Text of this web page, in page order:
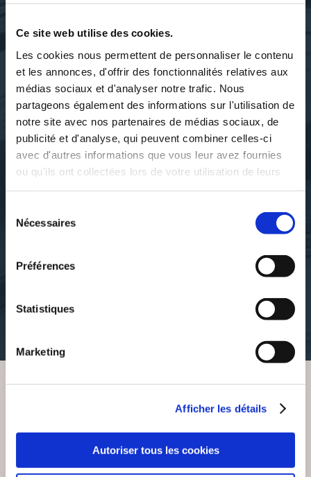
Ce site web utilise des cookies.
Les cookies nous permettent de personnaliser le contenu
et les annonces, d'offrir des fonctionnalités relatives aux
médias sociaux et d'analyser notre trafic. Nous
partageons également des informations sur l'utilisation de
notre site avec nos partenaires de médias sociaux, de
publicité et d'analyse, qui peuvent combiner celles-ci
avec d'autres informations que vous leur avez fournies
ou qu'ils ont collectées lors de votre utilisation de leurs
Nécessaires
Préférences
Statistiques
Marketing
Afficher les détails
Autoriser tous les cookies
Villard de Honnecourt. Auteur
du texte
Villard de Honnecourt. Auteur
VOUS AIMEREZ AUSSI